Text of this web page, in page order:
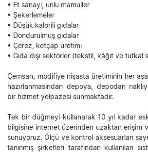
• Et sanayi, unlu mamuller
• Şekerlemeler
• Düşük kalorili gıdalar
• Dondurulmuş gıdalar
• Çerez, ketçap üretimi
• Gıda dışı sektörler (tekstil, kâğıt ve tutkal
Çemsan, modifiye nişasta üretiminin her
hazırlanmasından depoya, depodan
bir hizmet yelpazesi sunmaktadır.
Tek bir düğmeyi kullanarak 10 yıl kadar
bilgisine internet üzerinden uzaktan erişim
sunuyoruz. Ölçü ve kontrol aksesuarları
tanınmış şirketleri tarafından kullanılan